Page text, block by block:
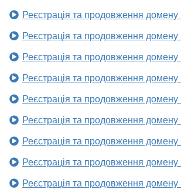
Реєстрація та продовження домену
Реєстрація та продовження домену
Реєстрація та продовження домену
Реєстрація та продовження домену
Реєстрація та продовження домену
Реєстрація та продовження домену
Реєстрація та продовження домену
Реєстрація та продовження домену
Реєстрація та продовження домену